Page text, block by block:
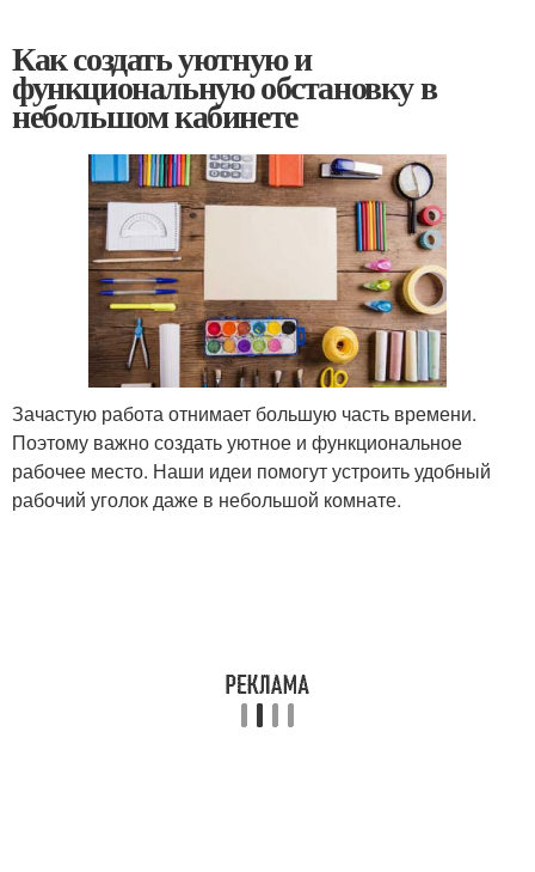
Как создать уютную и
функциональную обстановку в
небольшом кабинете
Зачастую работа отнимает большую часть времени.
Поэтому важно создать уютное и функциональное
рабочее место. Наши идеи помогут устроить удобный
рабочий уголок даже в небольшой комнате.